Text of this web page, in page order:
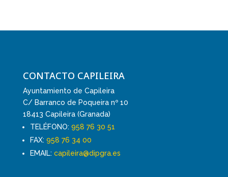
CONTACTO CAPILEIRA
Ayuntamiento de Capileira
C/ Barranco de Poqueira nº 10
18413 Capileira (Granada)
TELÉFONO: 958 76 30 51
FAX: 958 76 34 00
EMAIL: capileira@dipgra.es